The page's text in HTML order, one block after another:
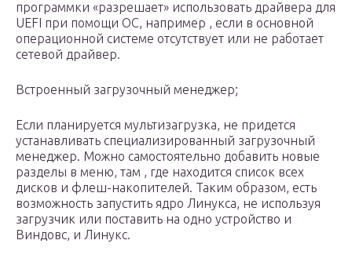
программки «разрешает» использовать драйвера для
UEFI при помощи ОС, например , если в основной
операционной системе отсутствует или не работает
сетевой драйвер.
Встроенный загрузочный менеджер;
Если планируется мультизагрузка, не придется
устанавливать специализированный загрузочный
менеджер. Можно самостоятельно добавить новые
разделы в меню, там , где находится список всех
дисков и флеш-накопителей. Таким образом, есть
возможность запустить ядро Линукса, не используя
загрузчик или поставить на одно устройство и
Виндовс, и Линукс.